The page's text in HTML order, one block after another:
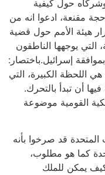
حول كيفية
مقنعة، ادعوا انه من
هيئة الأمم حول قضية
التي يوجهها الناطقون
إسرائيل.باختصار:
اللحظة الكبيرة، التي
أن تبدأ بالتحرك.
القومية موضوعة
المتحدة قد صرخوا بأنه
كما هو مطلوب،
يمكن للملك